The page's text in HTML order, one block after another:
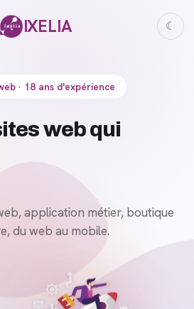
IXELIA ☾
· 18 ans d'expérience
application métier, boutique
du web au mobile.